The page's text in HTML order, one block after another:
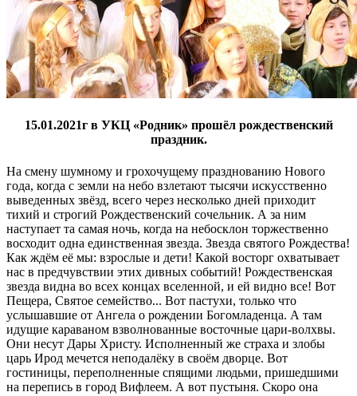
15.01.2021г в УКЦ «Родник» прошёл рождественский
праздник.
На смену шумному и грохочущему празднованию Нового
года, когда с земли на небо взлетают тысячи искусственно
выведенных звёзд, всего через несколько дней приходит
тихий и строгий Рождественский сочельник. А за ним
наступает та самая ночь, когда на небосклон торжественно
восходит одна единственная звезда. Звезда святого Рождества!
Как ждём её мы: взрослые и дети! Какой восторг охватывает
нас в предчувствии этих дивных событий! Рождественская
звезда видна во всех концах вселенной, и ей видно все! Вот
Пещера, Святое семейство... Вот пастухи, только что
услышавшие от Ангела о рождении Богомладенца. А там
идущие караваном взволнованные восточные цари-волхвы.
Они несут Дары Христу. Исполненный же страха и злобы
царь Ирод мечется неподалёку в своём дворце. Вот
гостиницы, переполненные спящими людьми, пришедшими
на перепись в город Вифлеем. А вот пустыня. Скоро она